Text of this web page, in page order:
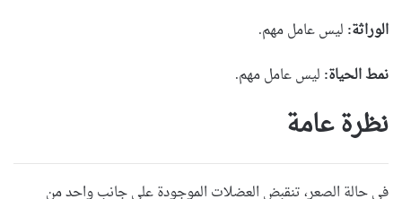
الوراثة: ليس عامل مهم.
نمط الحياة: ليس عامل مهم.
نظرة عامة
في حالة الصعر، تنقبض العضلات الموجودة على جانب واحد من